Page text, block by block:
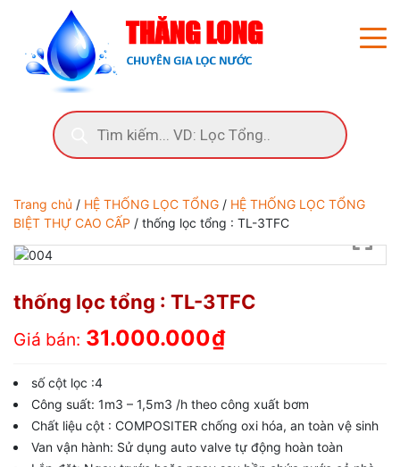
Trang chủ / HỆ THỐNG LỌC TỔNG / HỆ THỐNG LỌC TỔNG
BIỆT THỰ CAO CẤP / thống lọc tổng : TL-3TFC
thống lọc tổng : TL-3TFC
Giá bán: 31.000.000₫
số cột lọc :4
Công suất: 1m3 – 1,5m3 /h theo công xuất bơm
Chất liệu cột : COMPOSITER chống oxi hóa, an toàn vệ sinh
Van vận hành: Sử dụng auto valve tự động hoàn toàn